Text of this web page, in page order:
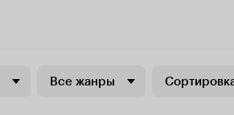
Все жанры